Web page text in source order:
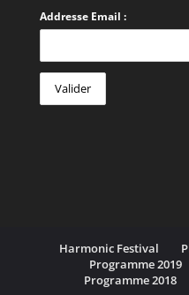
Addresse Email :
Harmonic Festival
Programme 2019
Programme 2018